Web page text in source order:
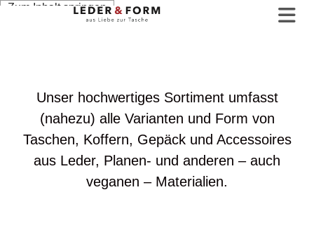
Zum Inhalt springen
Unser hochwertiges Sortiment umfasst
(nahezu) alle Varianten und Form von
Taschen, Koffern, Gepäck und Accessoires
aus Leder, Planen- und anderen – auch
veganen – Materialien.